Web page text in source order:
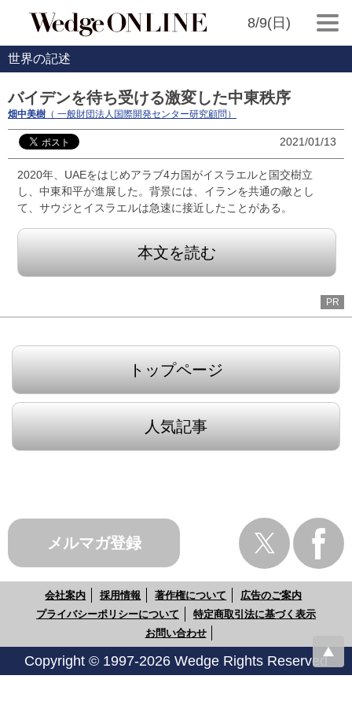
8/9(日)
世界の記述
バイデンを待ち受ける激変した中東秩序
畑中美樹 （ 一般財団法人国際開発センター研究顧問）
2021/01/13
2020年、UAEをはじめアラブ4カ国がイスラエルと国交樹立
し、中東和平が進展した。背景には、イランを共通の敵とし
て、サウジとイスラエルは急速に接近したことがある。
本文を読む
PR
トップページ
人気記事
メルマガ登録
会社案内 採用情報 著作権について
広告のご案内
プライバシーポリシーについて
特定商取引法に基づく表示
お問い合わせ
Copyright © 1997-2026 Wedge Rights Reserved